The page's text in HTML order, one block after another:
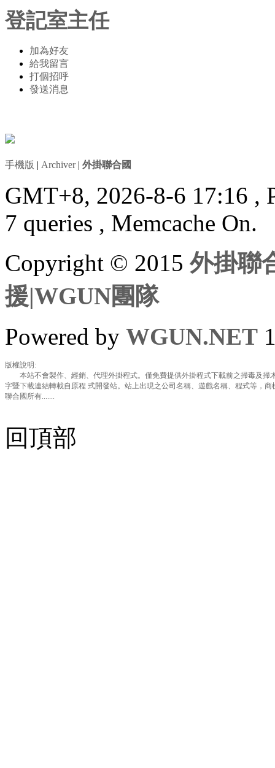
登記室主任
加為好友
給我留言
打個招呼
發送消息
手機版 | Archiver| 外掛聯合國
GMT+8, 2026-8-6 17:16 ,
7 queries , Memcache On.
Copyright © 2015外掛聯
援|WGUN團隊
Powered by WGUN.NET
版權說明:
本站不會製作、經銷、代理外掛程式。僅免費提供外掛程式下載前之掃毒及掃
字暨下載連結轉載自原程 式開發站。站上出現之公司名稱、遊戲名稱、程式等，
聯合國所有.......
回頂部